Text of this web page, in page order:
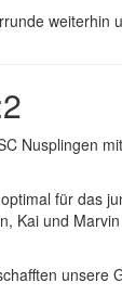
weiterhin
Nusplingen
für das
Kai und
unsere